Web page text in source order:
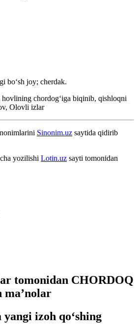
boʻsh joy; cherdak.
hovlining chordogʻiga biqinib, qishloqni
Olovli izlar
Sinonim.uz saytida qidirib
yozilishi Lotin.uz sayti tomonidan
tomonidan CHORDOQ
ma’nolar
yangi izoh qo‘shing